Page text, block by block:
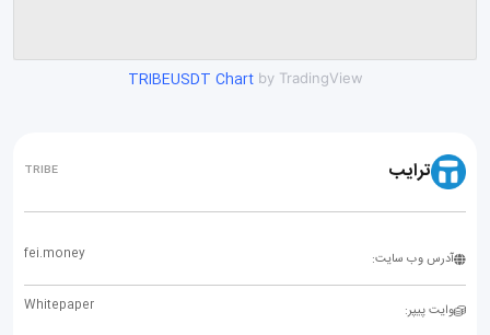
TRIBEUSDT Chartby TradingView
ترایب TRIBE
آدرس وب سایت: fei.money
وایت پیپر: Whitepaper